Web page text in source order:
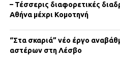
– Τέσσερις διαφορετικές
Αθήνα μέχρι Κομοτηνή
“Στα σκαριά” νέο έργο
αστέρων στη Λέσβο